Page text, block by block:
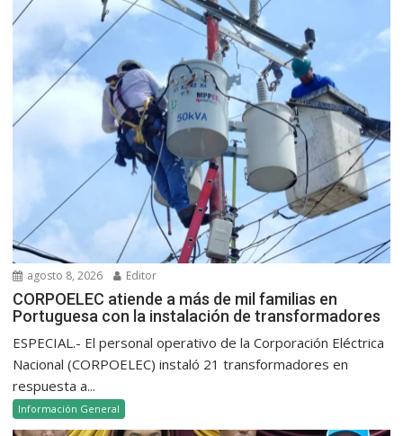
agosto 8, 2026 Editor
CORPOELEC atiende a más de mil familias en
Portuguesa con la instalación de transformadores
ESPECIAL.- El personal operativo de la Corporación Eléctrica
Nacional (CORPOELEC) instaló 21 transformadores en
respuesta a...
Información General